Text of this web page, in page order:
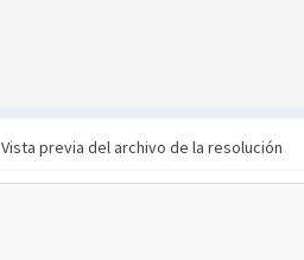
Vista previa del archivo de la resolución